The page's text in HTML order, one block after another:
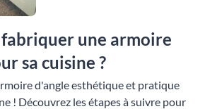
une armoire
sa cuisine ?
d'angle esthétique et pratique
! Découvrez les étapes à suivre pour